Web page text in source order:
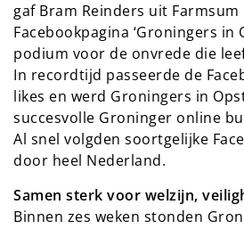
gaf Bram Reinders uit
Facebookpagina ‘Groningers in
podium voor de onvrede die
In recordtijd passeerde de
likes en werd Groningers in
succesvolle Groninger online
Al snel volgden soortgelijke
door heel Nederland.
Samen sterk voor welzijn,
Binnen zes weken stonden